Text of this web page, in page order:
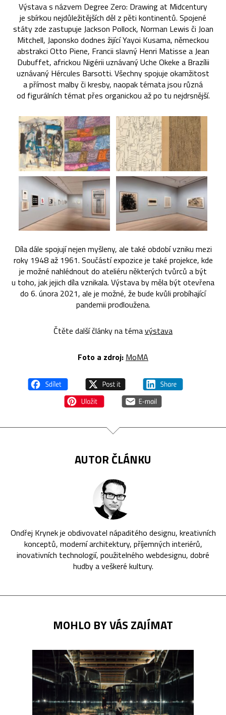
Výstava s názvem Degree Zero: Drawing at Midcentury
je sbírkou nejdůležitějších děl z pěti kontinentů. Spojené
státy zde zastupuje Jackson Pollock, Norman Lewis či Joan
Mitchell, Japonsko dodnes žijící Yayoi Kusama, německou
abstrakci Otto Piene, Francii slavný Henri Matisse a Jean
Dubuffet, africkou Nigérii uznávaný Uche Okeke a Brazílii
uznávaný Hércules Barsotti. Všechny spojuje okamžitost
a přímost malby či kresby, naopak témata jsou různá
od figurálních témat přes organickou až po tu nejdrsnější.
Díla dále spojují nejen myšleny, ale také období vzniku mezi
roky 1948 až 1961. Součástí expozice je také projekce, kde
je možné nahlédnout do ateliéru některých tvůrců a být
u toho, jak jejich díla vznikala. Výstava by měla být otevřena
do 6. února 2021, ale je možné, že bude kvůli probíhající
pandemii prodloužena.
Čtěte další články na témavýstava
Foto a zdroj: MoMA
AUTOR ČLÁNKU
Ondřej Krynek je obdivovatel nápaditého designu, kreativních
konceptů, moderní architektury, příjemných interiérů,
inovativních technologií, použitelného webdesignu, dobré
hudby a veškeré kultury.
MOHLO BY VÁS ZAJÍMAT